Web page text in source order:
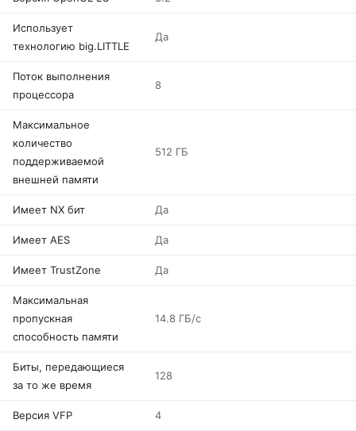
Использует
технологию big.LITTLE
Да
Поток выполнения
процессора
8
Максимальное
количество
поддерживаемой
внешней памяти
512 ГБ
Имеет NX бит Да
Имеет AES Да
Имеет TrustZone Да
Максимальная
пропускная
способность памяти
14.8 ГБ/с
Биты, передающиеся
за то же время
128
Версия VFP 4